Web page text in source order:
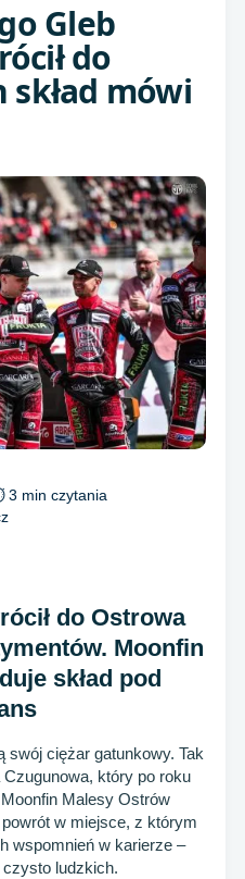
Gleb
do
skład mówi
3 min czytania
do Ostrowa
Moonfin
skład pod
swój ciężar gatunkowy. Tak
który po roku
Malesy Ostrów
w miejsce, z którym
wspomnień w karierze –
ludzkich.